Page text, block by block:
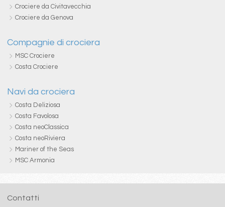
Crociere da Civitavecchia
Crociere da Genova
Compagnie di crociera
MSC Crociere
Costa Crociere
Navi da crociera
Costa Deliziosa
Costa Favolosa
Costa neoClassica
Costa neoRiviera
Mariner of the Seas
MSC Armonia
Contatti